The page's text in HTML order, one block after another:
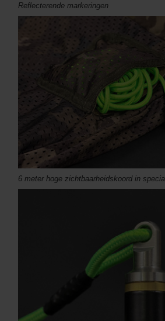
Reflecterende markeringen
6 meter hoge zichtbaarheidskoord in